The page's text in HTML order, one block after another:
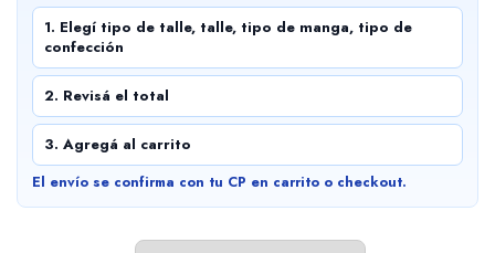
1. Elegí tipo de talle, talle, tipo de manga, tipo de
confección
2. Revisá el total
3. Agregá al carrito
El envío se confirma con tu CP en carrito o checkout.